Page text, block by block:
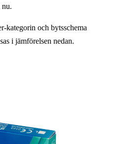
nu.
kategorin och bytsschema
i jämförelsen nedan.